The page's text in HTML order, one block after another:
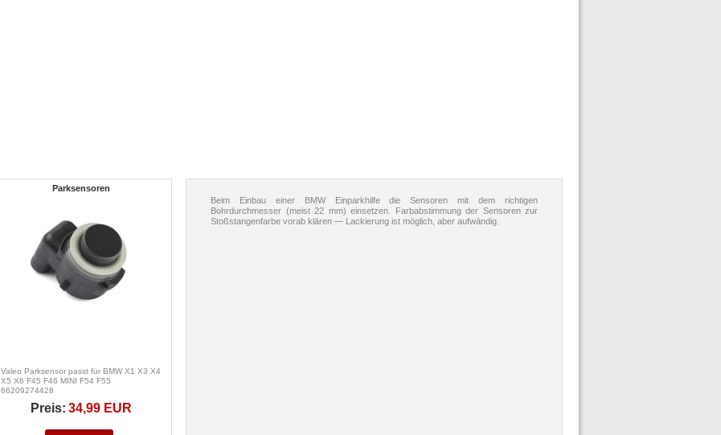
Parksensoren
Valeo Parksensor passt für BMW X1 X3 X4
X5 X6 F45 F46 MINI F54 F55
66209274428
Preis: 34,99 EUR
Beim Einbau einer BMW Einparkhilfe die Sensoren mit dem richtigen
Bohrdurchmesser (meist 22 mm) einsetzen. Farbabstimmung der Sensoren zur
Stoßstangenfarbe vorab klären — Lackierung ist möglich, aber aufwändig.